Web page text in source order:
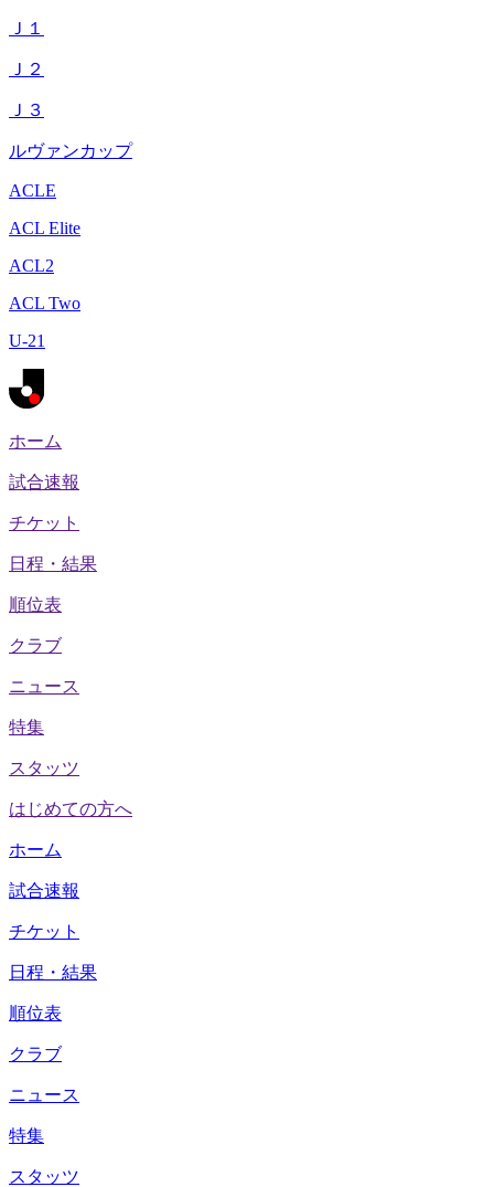
Ｊ１
Ｊ２
Ｊ３
ルヴァンカップ
ACLE
ACL Elite
ACL2
ACL Two
U-21
ホーム
試合速報
チケット
日程・結果
順位表
クラブ
ニュース
特集
スタッツ
はじめての方へ
ホーム
試合速報
チケット
日程・結果
順位表
クラブ
ニュース
特集
スタッツ